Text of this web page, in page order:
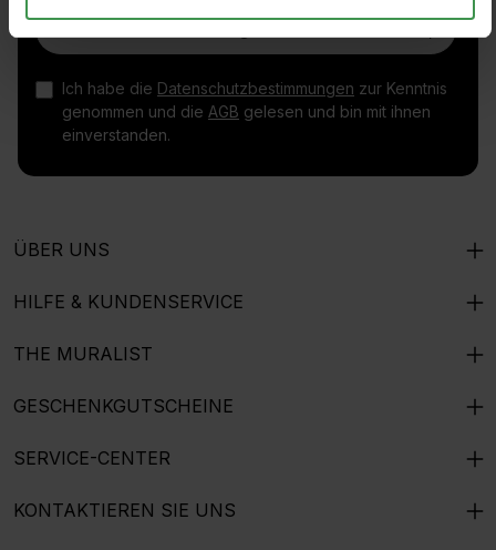
E-Mail-Adresse*
Ich habe die Datenschutzbestimmungen zur Kenntnis
genommen und die AGB gelesen und bin mit ihnen
einverstanden.
ÜBER UNS
HILFE & KUNDENSERVICE
THE MURALIST
GESCHENKGUTSCHEINE
SERVICE-CENTER
KONTAKTIEREN SIE UNS